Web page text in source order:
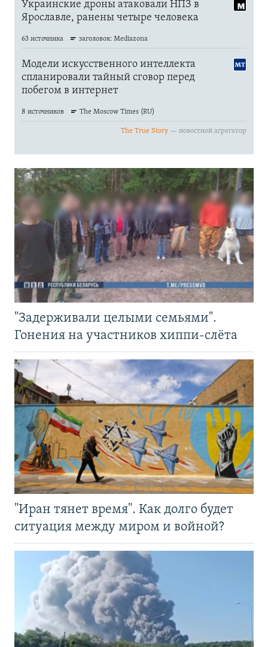
"Задерживали целыми семьями".
Гонения на участников хиппи-слёта
"Иран тянет время". Как долго будет
ситуация между миром и войной?